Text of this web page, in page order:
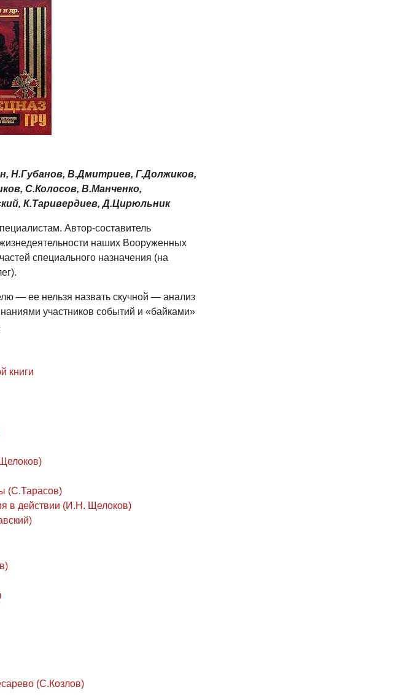
Н.Губанов, В.Дмитриев, Г.Должиков,
С.Колосов, В.Манченко,
К.Таривердиев, Д.Цирюльник
Автор-составитель
наших Вооруженных
специального назначения (на
— ее нельзя назвать скучной — анализ
участников событий и «байками»
книги
(С.Тарасов)
в действии (И.Н. Щелоков)
(С.Козлов)